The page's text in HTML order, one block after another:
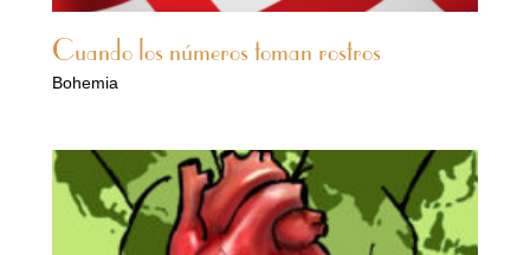
Cuando los números toman rostros
Bohemia